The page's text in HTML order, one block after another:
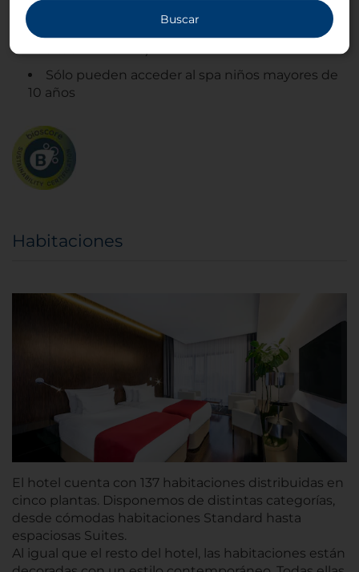
Información importante sobre el Spa:
Sólo pueden acceder al spa niños mayores de
10 años
Habitaciones
El hotel cuenta con 137 habitaciones distribuidas en
cinco plantas. Disponemos de distintas categorías,
desde cómodas habitaciones Standard hasta
espaciosas Suites.
Al igual que el resto del hotel, las habitaciones están
Buscar